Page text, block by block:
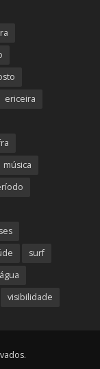
ericeira
música
surf
visibilidade